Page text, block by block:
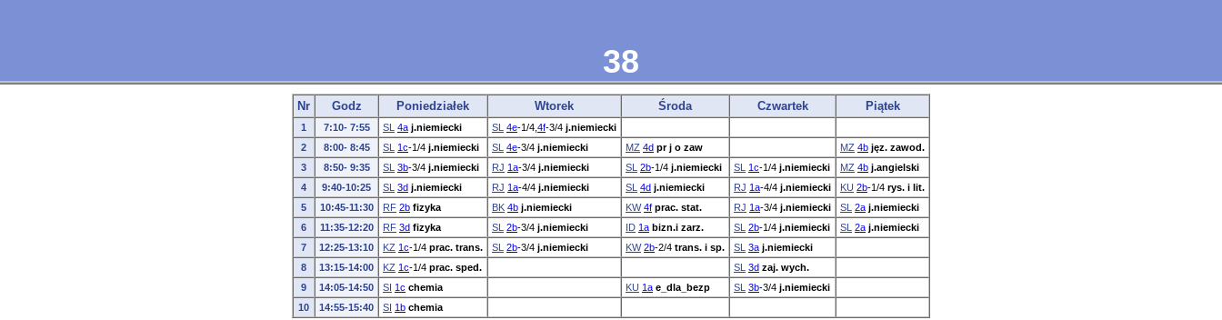
38
Nr Godz Poniedziałek Wtorek Środa Czwartek Piątek
1 7:10- 7:55 SL 4a j.niemiecki SL 4e-1/4, 4f-3/4 j.niemiecki
2
8:00- 8:45 SL 1c-1/4 j.niemiecki SL 4e-3/4 j.niemiecki MZ 4d pr j o zaw MZ 4b jęz. zawod.
3
8:50- 9:35 SL 3b-3/4 j.niemiecki RJ 1a-3/4 j.niemiecki SL 2b-1/4 j.niemiecki SL 1c-1/4 j.niemiecki MZ 4b j.angielski
4
9:40-10:25 SL 3d j.niemiecki RJ 1a-4/4 j.niemiecki SL 4d j.niemiecki RJ 1a-4/4 j.niemiecki KU 2b-1/4 rys. i lit.
5
10:45-11:30 RF 2b fizyka BK 4b j.niemiecki KW 4f prac. stat. RJ 1a-3/4 j.niemiecki SL 2a j.niemiecki
6
11:35-12:20 RF 3d fizyka SL 2b-3/4 j.niemiecki ID 1a bizn.i zarz. SL 2b-1/4 j.niemiecki SL 2a j.niemiecki
7
12:25-13:10 KZ 1c-1/4 prac. trans. SL 2b-3/4 j.niemiecki KW 2b-2/4 trans. i sp. SL 3a j.niemiecki
8
13:15-14:00 KZ 1c-1/4 prac. sped. SL 3d zaj. wych.
9
14:05-14:50 SI 1c chemia KU 1a e_dla_bezp SL 3b-3/4 j.niemiecki
10
14:55-15:40 SI 1b chemia